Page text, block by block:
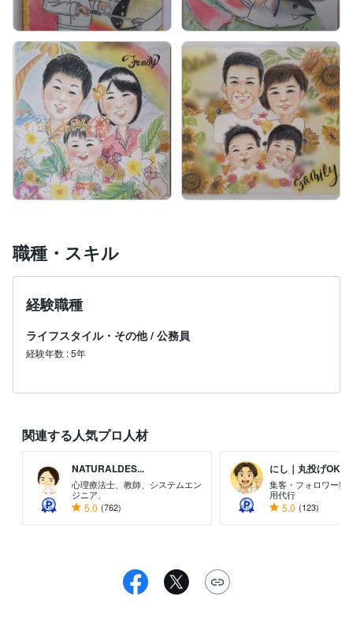
職種・スキル
経験職種
ライフスタイル・その他 / 公務員
経験年数 :5年
関連する人気プロ人材
NATURALDES...
心理療法士、教師、システムエン
ジニア、
5.0 (762)
にし｜丸投げOKの
集客・フォロワー獲
用代行
5.0 (123)